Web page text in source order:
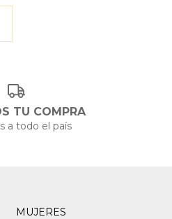
TU COMPRA
a todo el país
MUJERES